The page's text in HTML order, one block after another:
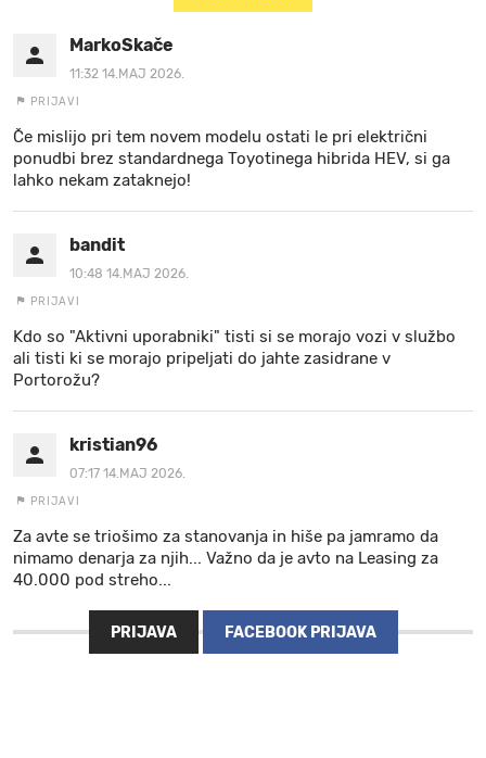
MarkoSkače
11:32 14.MAJ 2026.
PRIJAVI
Če mislijo pri tem novem modelu ostati le pri električni
ponudbi brez standardnega Toyotinega hibrida HEV, si ga
lahko nekam zataknejo!
bandit
10:48 14.MAJ 2026.
PRIJAVI
Kdo so "Aktivni uporabniki" tisti si se morajo vozi v službo
ali tisti ki se morajo pripeljati do jahte zasidrane v
Portorožu?
kristian96
07:17 14.MAJ 2026.
PRIJAVI
Za avte se triošimo za stanovanja in hiše pa jamramo da
nimamo denarja za njih... Važno da je avto na Leasing za
40.000 pod streho...
PRIJAVA FACEBOOK PRIJAVA